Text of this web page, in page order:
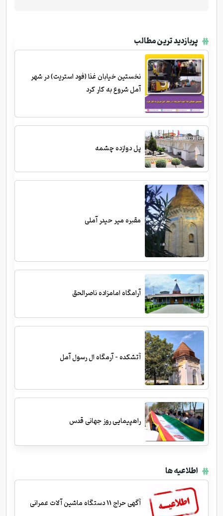
پربازدید ترین مطالب
نخستین خیابان غذا (فود استریت) در شهر
آمل شروع به کار کرد
پل دوازده چشمه
مقبره میر حیدر آملی
آرامگاه امامزاده ناصرالحق
آتشکده - آرمگاه ال رسول آمل
راهپیمایی روز جهانی قدس
اطلاعیه ها
آگهی حراج 11 دستگاه ماشین آلات عمرانی